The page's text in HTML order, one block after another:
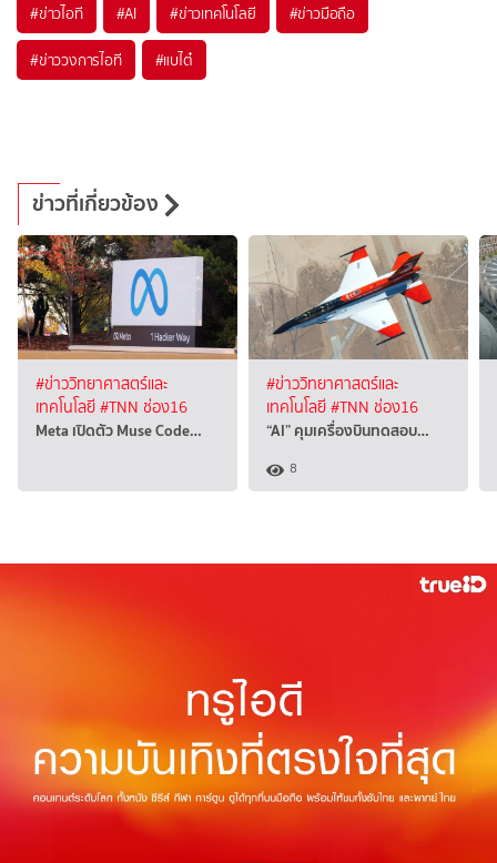
#ข่าวไอที #AI #ข่าวเทคโนโลยี #ข่าวมือถือ
#ข่าววงการไอที #แบไต๋
ข่าวที่เกี่ยวข้อง
#ข่าววิทยาศาสตร์และ
เทคโนโลยี#TNN ช่อง16
Meta เปิดตัว Muse Code…
#ข่าววิทยาศาสตร์และ
เทคโนโลยี#TNN ช่อง16
“AI” คุมเครื่องบินทดสอบ…
8